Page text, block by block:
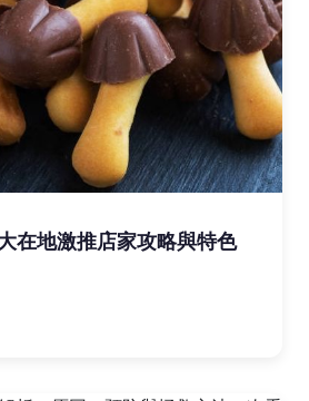
在地激推店家攻略與特色